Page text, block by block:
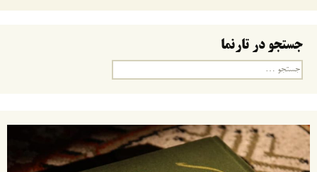
جستجو در تارنما
جستجو